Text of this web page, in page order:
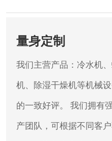
量身定制
我们主营产品：冷水机
机、除湿干燥机等机械
的一致好评。 我们拥有
产团队，可根据不同客